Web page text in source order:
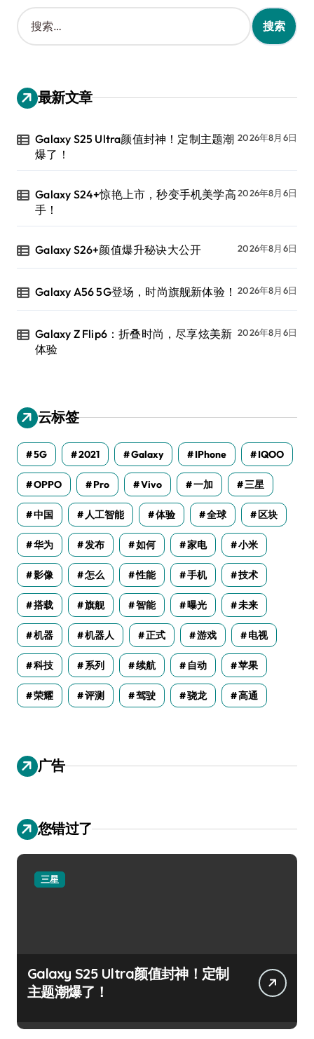
搜
索
：
最新文章
Galaxy S25 Ultra颜值封神！定制主题潮
爆了！
2026年8月6日
Galaxy S24+惊艳上市，秒变手机美学高
手！
2026年8月6日
Galaxy S26+颜值爆升秘诀大公开 2026年8月6日
Galaxy A56 5G登场，时尚旗舰新体验！ 2026年8月6日
Galaxy Z Flip6：折叠时尚，尽享炫美新
体验
2026年8月6日
云标签
5G 2021 Galaxy IPhone IQOO
OPPO Pro Vivo 一加 三星
中国 人工智能 体验 全球 区块
华为 发布 如何 家电 小米
影像 怎么 性能 手机 技术
搭载 旗舰 智能 曝光 未来
机器 机器人 正式 游戏 电视
科技 系列 续航 自动 苹果
荣耀 评测 驾驶 骁龙 高通
广告
您错过了
三星
Galaxy S25 Ultra颜值封神！定制
主题潮爆了！